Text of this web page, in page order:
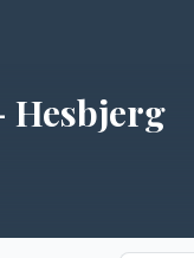
Hesbjerg